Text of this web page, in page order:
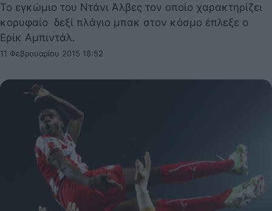
Το εγκώμιο του Ντάνι Άλβες τον οποίο χαρακτηρίζει
κορυφαίο δεξί πλάγιο μπακ στον κόσμο έπλεξε ο
Ερίκ Αμπιντάλ.
11 Φεβρουαρίου 2015 18:52